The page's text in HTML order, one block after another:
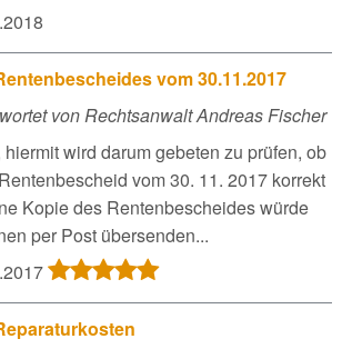
vom 30.11.2017
von Rechtsanwalt Andreas Fischer
hiermit wird darum gebeten zu prüfen, ob
vom 30. 11. 2017 korrekt
Kopie des Rentenbescheides würde
per Post übersenden...